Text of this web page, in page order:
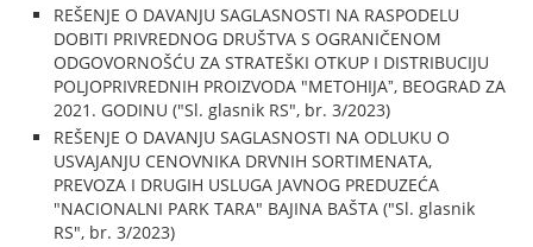
REŠENJE O DAVANJU SAGLASNOSTI NA RASPODELU
DOBITI PRIVREDNOG DRUŠTVA S OGRANIČENOM
ODGOVORNOŠĆU ZA STRATEŠKI OTKUP I DISTRIBUCIJU
POLJOPRIVREDNIH PROIZVODA "METOHIJAˮ, BEOGRAD ZA
2021. GODINU ("Sl. glasnik RS", br. 3/2023)
REŠENJE O DAVANJU SAGLASNOSTI NA ODLUKU O
USVAJANJU CENOVNIKA DRVNIH SORTIMENATA,
PREVOZA I DRUGIH USLUGA JAVNOG PREDUZEĆA
"NACIONALNI PARK TARA" BAJINA BAŠTA ("Sl. glasnik
RS", br. 3/2023)